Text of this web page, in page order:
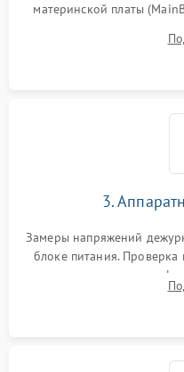
материнской платы
Проверка надежности
3.
Замеры напряжений
блоке питания. Проверка
помощью осциллографа.
светодиодных